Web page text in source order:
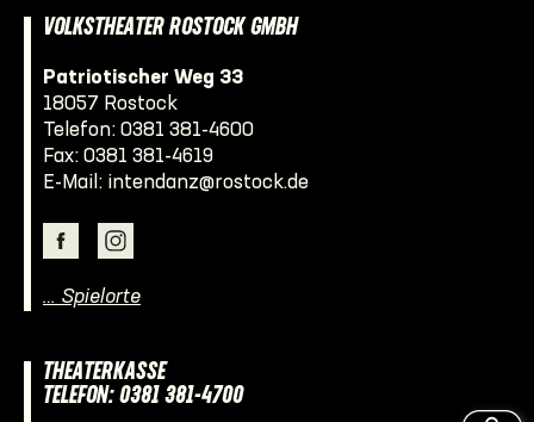
VOLKSTHEATER ROSTOCK GMBH
Patriotischer Weg 33
18057 Rostock
Telefon: 0381 381-4600
Fax: 0381 381-4619
E-Mail: intendanz@rostock.de
… Spielorte
THEATERKASSE
TELEFON: 0381 381-4700